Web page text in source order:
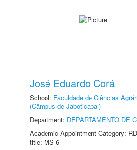
José Eduardo Corá
School: Faculdade de Ciências
(Câmpus de Jaboticabal)
Department: DEPARTAMENTO DE
Academic Appointment Category:
title: MS-6